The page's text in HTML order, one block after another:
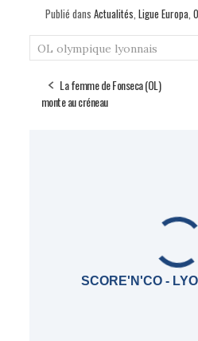
Publié dans Actualités, Ligue Europa,
OL olympique lyonnais
La femme de Fonseca (OL)
monte au créneau
SCORE'N'CO -